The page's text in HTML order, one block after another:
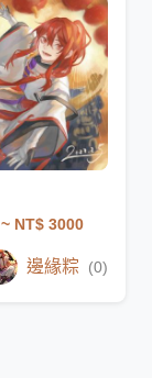
~ NT$ 3000
邊緣粽 (0)